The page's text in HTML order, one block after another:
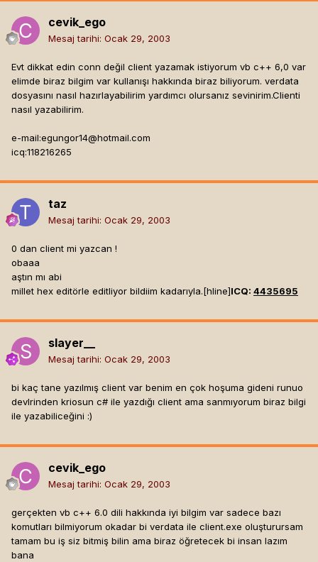
cevik_ego
Mesaj tarihi: Ocak 29, 2003
Evt dikkat edin conn değil client yazamak istiyorum vb c++ 6,0 var
elimde biraz bilgim var kullanışı hakkında biraz biliyorum. verdata
dosyasını nasıl hazırlayabilirim yardımcı olursanız sevinirim.Clienti
nasıl yazabilirim.
e-mail:egungor14@hotmail.com
icq:118216265
taz
Mesaj tarihi: Ocak 29, 2003
0 dan client mi yazcan !
obaaa
aştın mı abi
millet hex editörle editliyor bildiim kadarıyla.[hline]ICQ: 4435695
slayer__
Mesaj tarihi: Ocak 29, 2003
bi kaç tane yazılmış client var benim en çok hoşuma gideni runuo
devlrinden kriosun c# ile yazdığı client ama sanmıyorum biraz bilgi
ile yazabiliceğini :)
cevik_ego
Mesaj tarihi: Ocak 29, 2003
gerçekten vb c++ 6.0 dili hakkında iyi bilgim var sadece bazı
komutları bilmiyorum okadar bi verdata ile client.exe oluşturursam
tamam bu iş siz bitmiş bilin ama biraz öğretecek bi insan lazım
bana